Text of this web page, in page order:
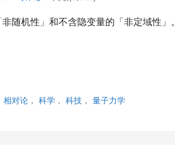
随机性」和不含隐变量的「非定域性」。
相对论 ，科学 ，科技 ，量子力学